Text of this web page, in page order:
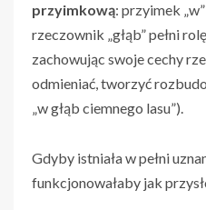
przyimkową: przyimek
rzeczownik „głąb” pełni
zachowując swoje cechy
odmieniać, tworzyć
„w głąb ciemnego lasu”).
Gdyby istniała w pełni
funkcjonowałaby jak